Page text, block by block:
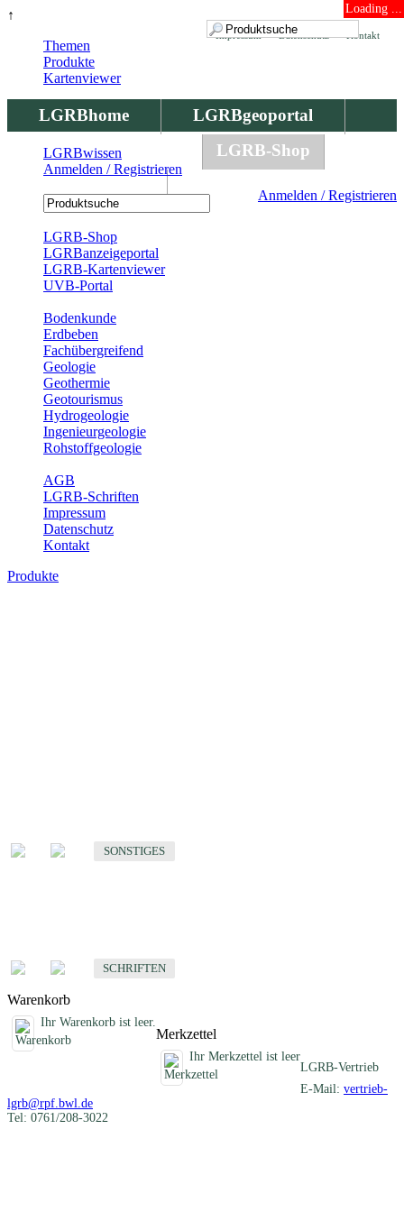
↑ Loading ...
Kontakt
Datenschutz
Impressum
LGRBhome
LGRBgeoportal
LGRBbohrungen
LGRB-Shop
Anmelden / Registrieren
Themen
Produkte
Kartenviewer
LGRBwissen
Anmelden / Registrieren
LGRB-Shop
LGRBanzeigeportal
LGRB-Kartenviewer
UVB-Portal
Bodenkunde
Erdbeben
Fachübergreifend
Geologie
Geothermie
Geotourismus
Hydrogeologie
Ingenieurgeologie
Rohstoffgeologie
AGB
LGRB-Schriften
Impressum
Datenschutz
Kontakt
Produkte
SONSTIGES
SCHRIFTEN
Warenkorb
Ihr Warenkorb ist leer.
Merkzettel
Ihr Merkzettel ist leer
LGRB-Vertrieb
E-Mail: vertrieb-
lgrb@rpf.bwl.de
Tel: 0761/208-3022